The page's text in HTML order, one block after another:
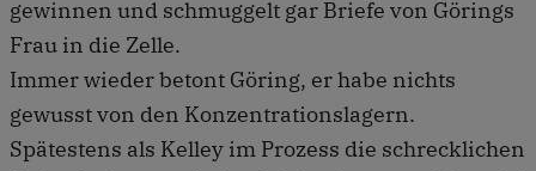
gewinnen und schmuggelt gar Briefe von Görings
Frau in die Zelle.
Immer wieder betont Göring, er habe nichts
gewusst von den Konzentrationslagern.
Spätestens als Kelley im Prozess die schrecklichen